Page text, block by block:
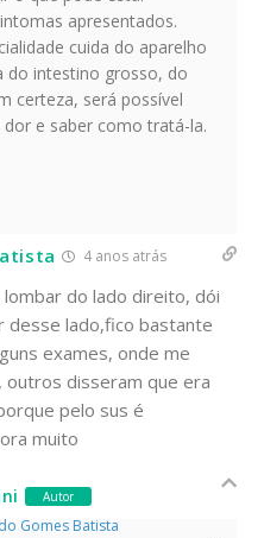
apresentados.
cuida do aparelho
do intestino grosso, do
certeza, será possível
e saber como tratá-la.
4 anos atrás
do lado direito, dói
desse lado,fico bastante
exames, onde me
disseram que era
pelo sus é
muito
Autor
Gomes Batista